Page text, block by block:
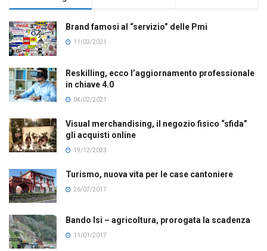
Brand famosi al “servizio” delle Pmi
11/03/2021
Reskilling, ecco l’aggiornamento professionale
in chiave 4.0
04/02/2021
Visual merchandising, il negozio fisico “sfida”
gli acquisti online
19/12/2023
Turismo, nuova vita per le case cantoniere
26/07/2017
Bando Isi – agricoltura, prorogata la scadenza
11/01/2017